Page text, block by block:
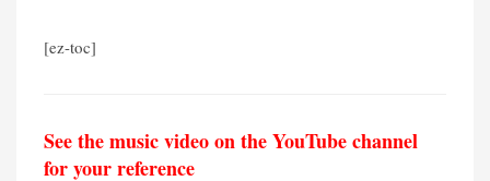
[ez-toc]
See the music video on the YouTube channel
for your reference